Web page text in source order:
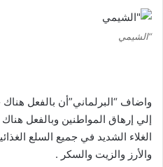
“الشيمي
واضاف “البرلماني”أن بالفعل
إلي إرهاق المواطنين وبالفعل
الغلاء الشديد في جميع السلع
والأرز والزيت والسكر .